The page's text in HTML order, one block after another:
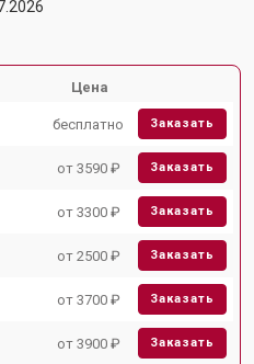
Цена
бесплатно Заказать
от 3590 ₽ Заказать
от 3300 ₽ Заказать
от 2500 ₽ Заказать
от 3700 ₽ Заказать
от 3900 ₽ Заказать